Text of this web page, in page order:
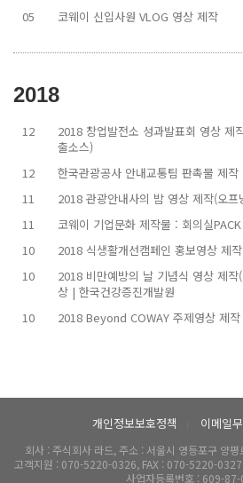
05
코웨이 신입사원 VLOG 영상 제작
2018
12
2018 창업발전소 성과발표회 영상 제
출소스)
12
한국관광공사 안내교통팀 판촉물 제작
11
2018 관광안내사의 밤 영상 제작(오
11
코웨이 기업문화 제작물 : 회의실
10
2018 식생활개선캠페인 홍보영상 제
10
2018 비만예방의 날 기념식 영상 제
상 | 한국건강증진개발원
10
2018 Beyond COWAY 주제영상 제작
개인정보보호정책 이메일
회사 : 주식회사 라드, 주소 : 서울시 영등포구 양
고객지원 : 070-5220-0326, FAX : 070-5220-
사업자등록번호 : 609-